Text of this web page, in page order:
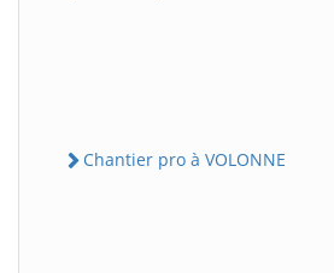
Chantier pro à VOLONNE